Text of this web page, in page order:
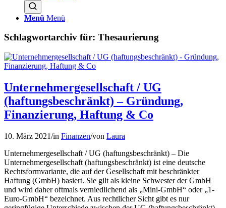
Menü Menü
Schlagwortarchiv für: Thesaurierung
Unternehmergesellschaft / UG
(haftungsbeschränkt) – Gründung,
Finanzierung, Haftung & Co
10. März 2021/in Finanzen/von Laura
Unternehmergesellschaft / UG (haftungsbeschränkt) – Die
Unternehmergesellschaft (haftungsbeschränkt) ist eine deutsche
Rechtsformvariante, die auf der Gesellschaft mit beschränkter
Haftung (GmbH) basiert. Sie gilt als kleine Schwester der GmbH
und wird daher oftmals verniedlichend als „Mini-GmbH“ oder „1-
Euro-GmbH“ bezeichnet. Aus rechtlicher Sicht gibt es nur